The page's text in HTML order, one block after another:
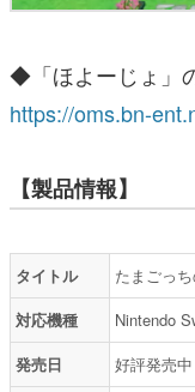
◆「ほよーじょ」
https://oms.bn-
【製品情報】
タイトル
たまごっ
対応機種
Nintendo
発売日
好評発売中